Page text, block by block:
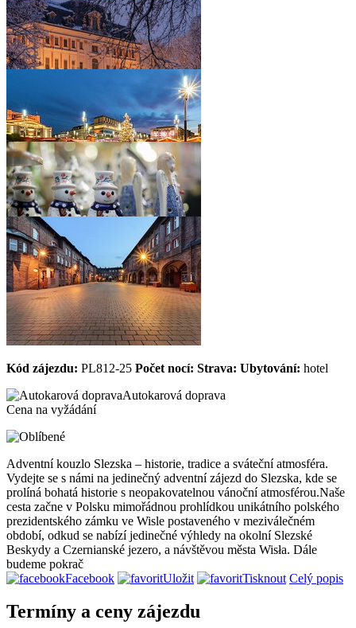
Kód zájezdu: PL812-25 Počet nocí: Strava: Ubytování: hotel
Autokarová doprava
Cena na vyžádání
Adventní kouzlo Slezska – historie, tradice a sváteční atmosféra.
Vydejte se s námi na jedinečný adventní zájezd do Slezska, kde se
prolíná bohatá historie s neopakovatelnou vánoční atmosférou.Naše
cesta začne v Polsku mimořádnou prohlídkou unikátního polského
prezidentského zámku ve Wisle postaveného v meziválečném
období, odkud se nabízí jedinečné výhledy na okolní Slezské
Beskydy a Czernianské jezero, a návštěvou města Wisła. Dále
budeme pokrač
Facebook
Uložit Tisknout Celý popis
Termíny a ceny zájezdu